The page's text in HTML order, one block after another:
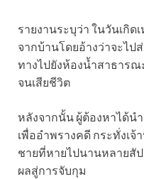
รายงานระบุว่า ในวันเกิด
จากบ้านโดยอ้างว่าจะไป
ทางไปยังห้องน้ำสาธาร
จนเสียชีวิต
หลังจากนั้น ผู้ต้องหาได้น
เพื่ออำพรางคดี กระทั่งเ
ชายที่หายไปนานหลายสั
ผลสู่การจับกุม